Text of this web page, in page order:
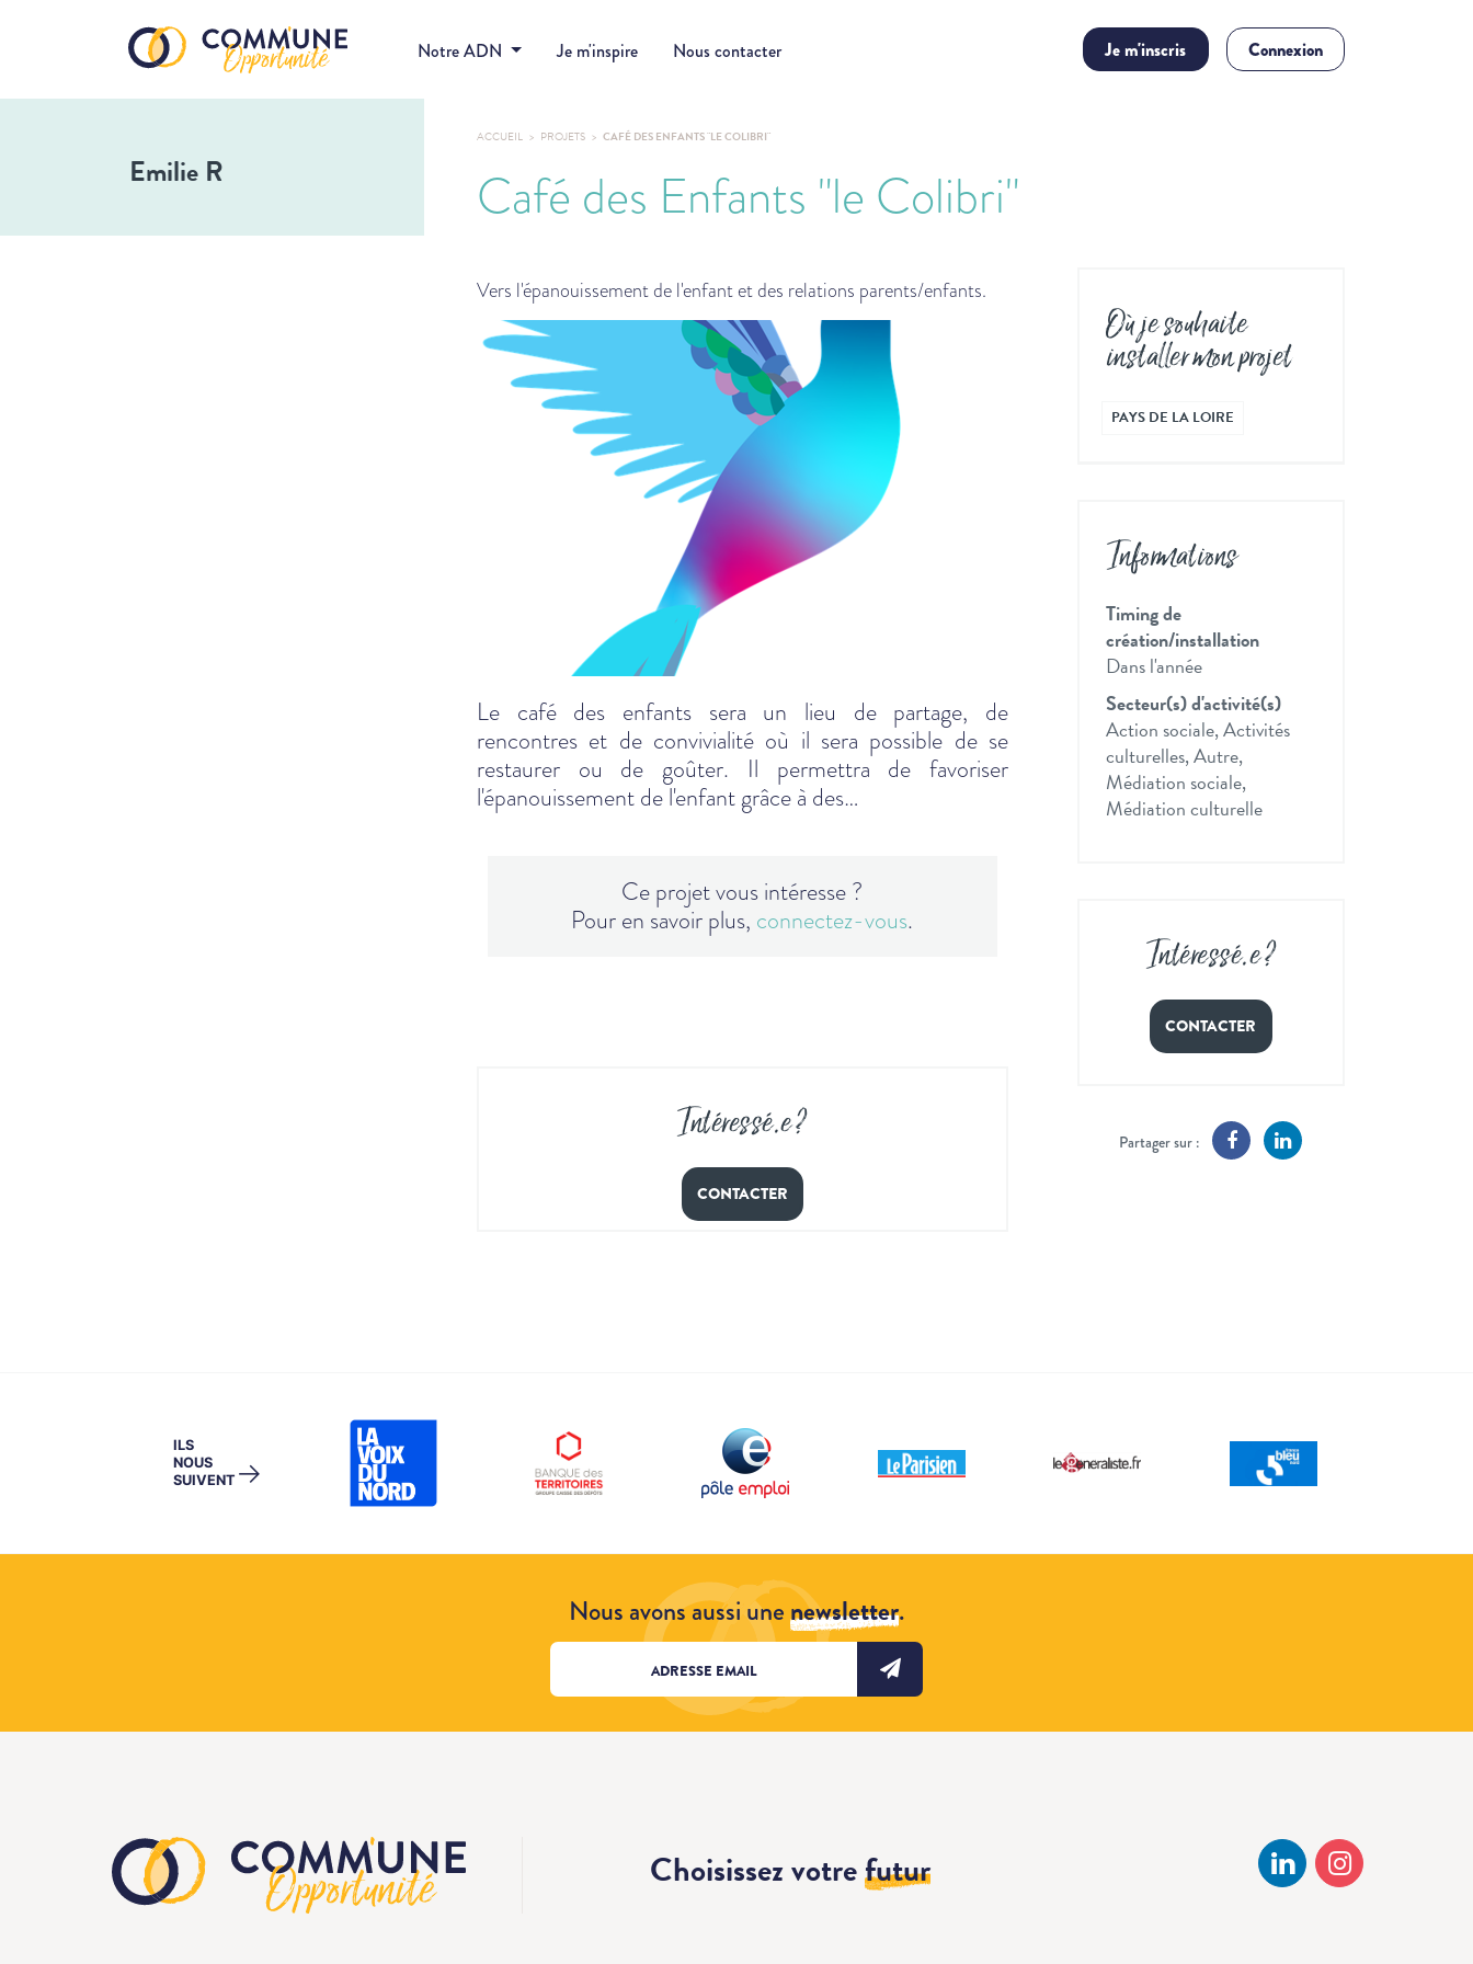
Notre ADN Je m'inspire Nous contacter Je m'inscris Connexion
Emilie R
ACCUEIL PROJETS CAFÉ DES ENFANTS "LE COLIBRI"
Café des Enfants "le Colibri"
Vers l'épanouissement de l'enfant et des relations parents/enfants.
Le café des enfants sera un lieu de partage, de
rencontres et de convivialité où il sera possible de se
restaurer ou de goûter. Il permettra de favoriser
l'épanouissement de l'enfant grâce à des…
Ce projet vous intéresse ?
Pour en savoir plus, connectez-vous.
Intéressé.e ?
CONTACTER
Où je souhaite
installer mon projet
PAYS DE LA LOIRE
Informations
Timing de
création/installation
Dans l'année
Secteur(s) d'activité(s)
Action sociale, Activités
culturelles, Autre,
Médiation sociale,
Médiation culturelle
Intéressé.e ?
CONTACTER
Partager sur :
ILS
NOUS
SUIVENT →
Nous avons aussi unenewsletter.
Choisissez votrefutur